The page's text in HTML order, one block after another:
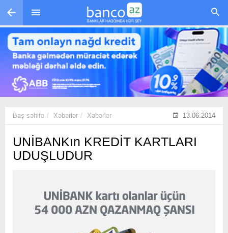
Skip to main content
Baş səhifə Xəbərlər Xəbərlər 13.06.2014
UNİBANKın KREDİT KARTLARI
UDUŞLUDUR